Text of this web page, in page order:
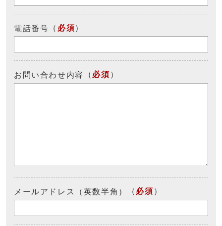
電話番号 （ 必須）
お問い合わせ内容 （ 必須 ）
メールアドレス（英数半角） （ 必須 ）